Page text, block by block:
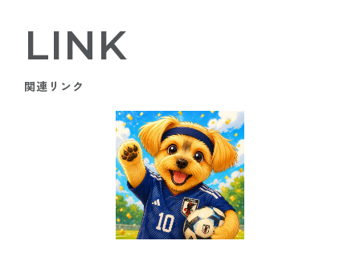
LINK
関連リンク